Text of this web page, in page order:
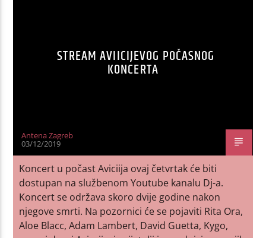
STREAM AVIICIJEVOG POČASNOG
KONCERTA
Antena Zagreb
03/12/2019
Koncert u počast Aviciija ovaj četvrtak će biti
dostupan na službenom Youtube kanalu Dj-a.
Koncert se održava skoro dvije godine nakon
njegove smrti. Na pozornici će se pojaviti Rita Ora,
Aloe Blacc, Adam Lambert, David Guetta, Kygo,